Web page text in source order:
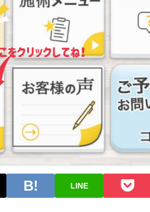
LINE